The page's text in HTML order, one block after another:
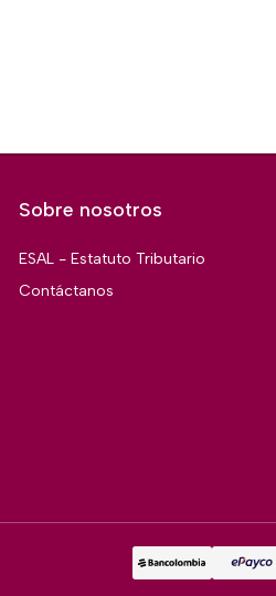
Sobre nosotros
ESAL - Estatuto Tributario
Contáctanos